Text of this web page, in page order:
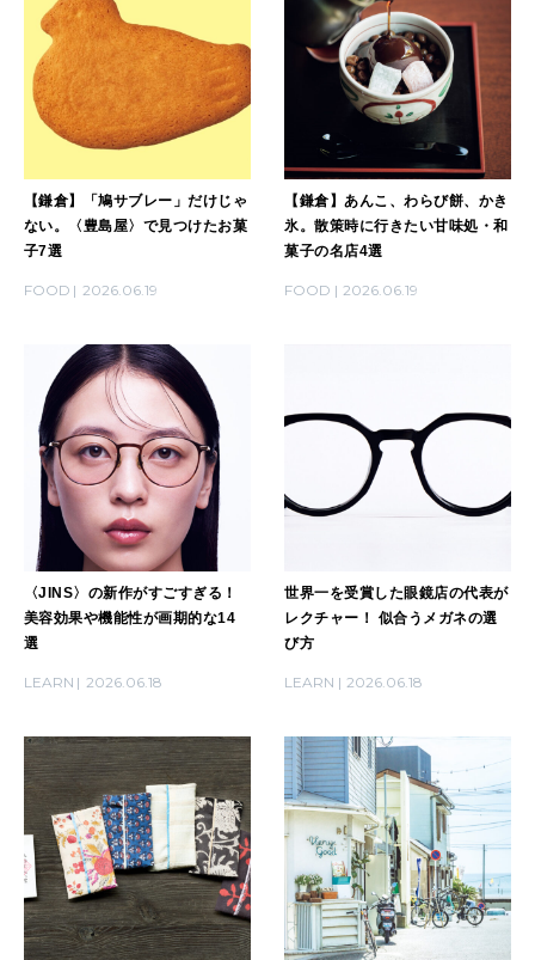
【鎌倉】「鳩サブレー」だけじゃ
ない。〈豊島屋〉で見つけたお菓
子7選
FOOD 2026.06.19
【鎌倉】あんこ、わらび餅、かき
氷。散策時に行きたい甘味処・和
菓子の名店4選
FOOD 2026.06.19
〈JINS〉の新作がすごすぎる！
美容効果や機能性が画期的な14
選
LEARN 2026.06.18
世界一を受賞した眼鏡店の代表が
レクチャー！ 似合うメガネの選
び方
LEARN 2026.06.18